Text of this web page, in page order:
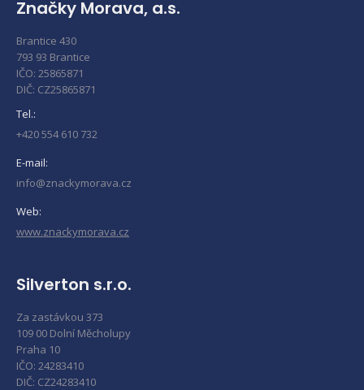
Značky Morava, a.s.
Brantice 430
793 93 Brantice
IČO: 25865871
DIČ: CZ25865871
Tel.:
+420 554 610 732
E-mail:
info@znackymorava.cz
Web:
www.znackymorava.cz
Silverton s.r.o.
Za zastávkou 373
109 00 Dolní Měcholupy
Praha 10
IČO: 24283410
DIČ: CZ24283410